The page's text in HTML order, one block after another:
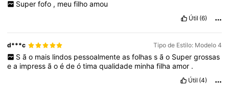
Super fofo , meu filho amou
Útil (6)
d***c Tipo de Estilo: Modelo 4
S ã o mais lindos pessoalmente as folhas s ã o Super grossas
ea impressãoédeótimaqualidade minhafilhaamor .
Útil (4)